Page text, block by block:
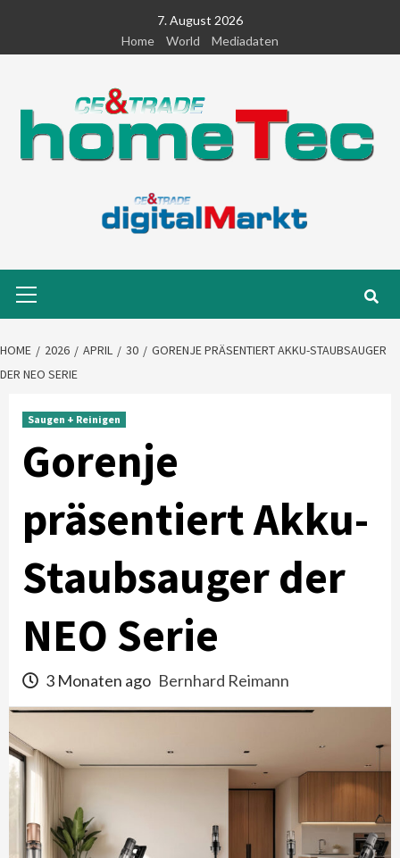
content
7. August 2026
Home
World Mediadaten
Menu
HOME 2026 APRIL 30
GORENJE PRÄSENTIERT AKKU-STAUBSAUGER
DER NEO SERIE
Saugen + Reinigen
Gorenje
präsentiert Akku-
Staubsauger der
NEO Serie
3 Monaten ago Bernhard Reimann